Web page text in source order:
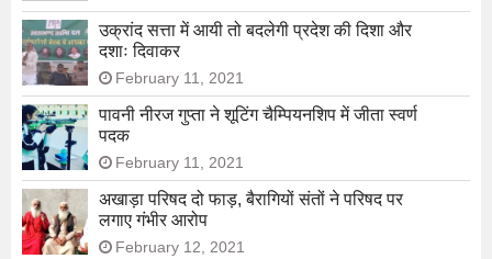
उक्रांद सत्ता में आयी तो बदलेगी प्रदेश की दिशा और
दशाः दिवाकर
February 11, 2021
पावनी नीरज गुप्ता ने शूटिंग चैम्पियनशिप में जीता स्वर्ण
पदक
February 11, 2021
अखाड़ा परिषद दो फाड़, बैरागियों संतों ने परिषद पर
लगाए गंभीर आरोप
February 12, 2021